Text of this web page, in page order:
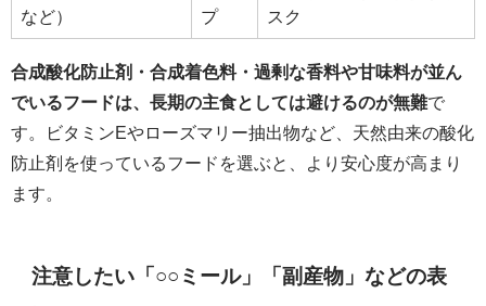
など）
プ
スク
合成酸化防止剤・合成着色料・過剰な香料や甘味料が並ん
でいるフードは、長期の主食としては避けるのが無難で
す。ビタミンEやローズマリー抽出物など、天然由来の酸化
防止剤を使っているフードを選ぶと、より安心度が高まり
ます。
注意したい「○○ミール」「副産物」などの表